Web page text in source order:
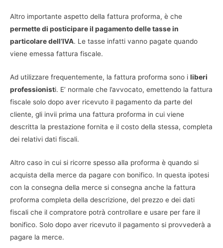
Altro importante aspetto della fattura proforma, è che
permette di posticipare il pagamento delle tasse in
particolare dell’IVA. Le tasse infatti vanno pagate quando
viene emessa fattura fiscale.
Ad utilizzare frequentemente, la fattura proforma sono i liberi
professionisti. E’ normale che l’avvocato, emettendo la fattura
fiscale solo dopo aver ricevuto il pagamento da parte del
cliente, gli invii prima una fattura proforma in cui viene
descritta la prestazione fornita e il costo della stessa, completa
dei relativi dati fiscali.
Altro caso in cui si ricorre spesso alla proforma è quando si
acquista della merce da pagare con bonifico. In questa ipotesi
con la consegna della merce si consegna anche la fattura
proforma completa della descrizione, del prezzo e dei dati
fiscali che il compratore potrà controllare e usare per fare il
bonifico. Solo dopo aver ricevuto il pagamento si provvederà a
pagare la merce.